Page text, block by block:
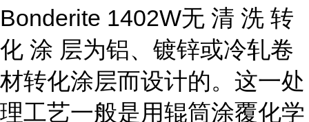
Bonderite 1402W无 清 洗 转
化 涂 层为铝、镀锌或冷轧卷
材转化涂层而设计的。这一处
理工艺一般是用辊筒涂覆化学